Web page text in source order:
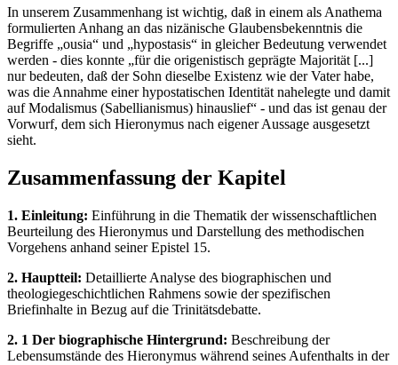
In unserem Zusammenhang ist wichtig, daß in einem als Anathema
formulierten Anhang an das nizänische Glaubensbekenntnis die
Begriffe „ousia“ und „hypostasis“ in gleicher Bedeutung verwendet
werden - dies konnte „für die origenistisch geprägte Majorität [...]
nur bedeuten, daß der Sohn dieselbe Existenz wie der Vater habe,
was die Annahme einer hypostatischen Identität nahelegte und damit
auf Modalismus (Sabellianismus) hinauslief“ - und das ist genau der
Vorwurf, dem sich Hieronymus nach eigener Aussage ausgesetzt
sieht.
Zusammenfassung der Kapitel
1. Einleitung: Einführung in die Thematik der wissenschaftlichen
Beurteilung des Hieronymus und Darstellung des methodischen
Vorgehens anhand seiner Epistel 15.
2. Hauptteil: Detaillierte Analyse des biographischen und
theologiegeschichtlichen Rahmens sowie der spezifischen
Briefinhalte in Bezug auf die Trinitätsdebatte.
2. 1 Der biographische Hintergrund: Beschreibung der
Lebensumstände des Hieronymus während seines Aufenthalts in der